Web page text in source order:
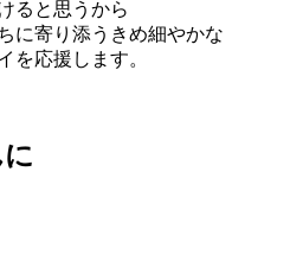
ると思うから
に寄り添うきめ細やかな
を応援します。